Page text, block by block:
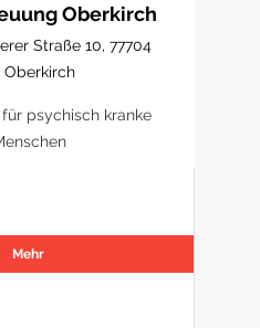
Oberkirch
Straße 10, 77704
Oberkirch
psychisch kranke
Mehr